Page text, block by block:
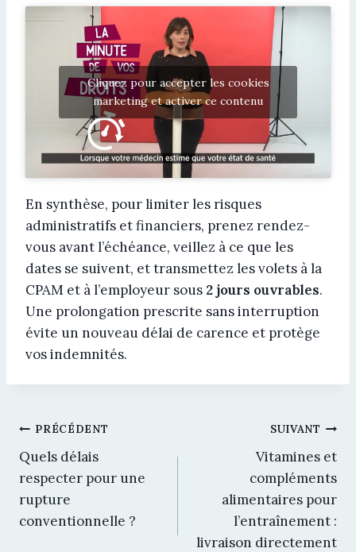
Cliquez pour accepter les cookies
marketing et activer ce contenu
En synthèse, pour limiter les risques
administratifs et financiers, prenez rendez-
vous avant l’échéance, veillez à ce que les
dates se suivent, et transmettez les volets à la
CPAM et à l’employeur sous 2 jours ouvrables.
Une prolongation prescrite sans interruption
évite un nouveau délai de carence et protège
vos indemnités.
Navigation
de
l’article
PRÉCÉDENT
Quels délais
respecter pour une
rupture
conventionnelle ?
SUIVANT
Vitamines et
compléments
alimentaires pour
l’entraînement :
livraison directement